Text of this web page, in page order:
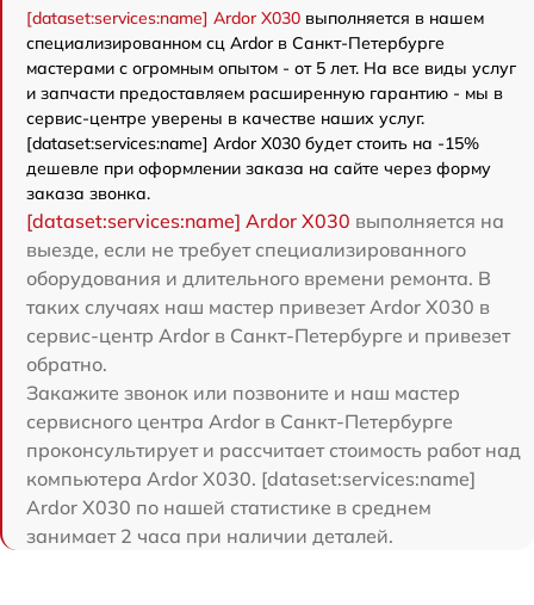
[dataset:services:name] Ardor X030 выполняется в нашем
специализированном сц Ardor в Санкт-Петербурге
мастерами с огромным опытом - от 5 лет. На все виды услуг
и запчасти предоставляем расширенную гарантию - мы в
сервис-центре уверены в качестве наших услуг.
[dataset:services:name] Ardor X030 будет стоить на -15%
дешевле при оформлении заказа на сайте через форму
заказа звонка.
[dataset:services:name] Ardor X030 выполняется на
выезде, если не требует специализированного
оборудования и длительного времени ремонта. В
таких случаях наш мастер привезет Ardor X030 в
сервис-центр Ardor в Санкт-Петербурге и привезет
обратно.
Закажите звонок или позвоните и наш мастер
сервисного центра Ardor в Санкт-Петербурге
проконсультирует и рассчитает стоимость работ над
компьютера Ardor X030. [dataset:services:name]
Ardor X030 по нашей статистике в среднем
занимает 2 часа при наличии деталей.